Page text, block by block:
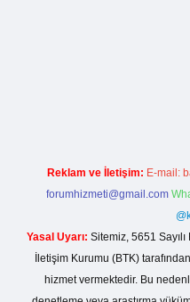
Reklam ve İletişim: E-mail:
forumhizmeti@gmail.com
Yasal Uyarı: Sitemiz, 5651
İletişim Kurumu (BTK)
hizmet vermektedir. Bu